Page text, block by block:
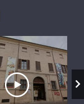
Ascolta il